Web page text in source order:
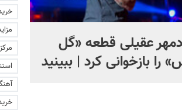
عقیلی قطعه «گل
را بازخوانی کرد | ببینید
+